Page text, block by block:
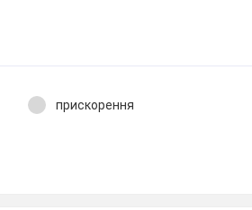
прискорення